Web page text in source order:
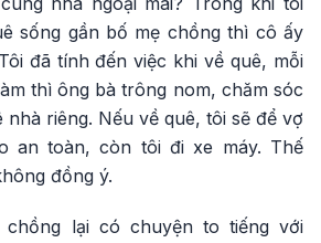
sống gần bố mẹ chồng thì cô ấy
đã tính đến việc khi về quê, mỗi
thì ông bà trông nom, chăm sóc
riêng. Nếu về quê, tôi sẽ để vợ
an toàn, còn tôi đi xe máy. Thế
đồng ý.
lại có chuyện to tiếng với